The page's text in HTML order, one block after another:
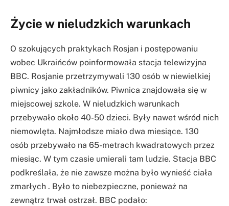
Życie w nieludzkich warunkach
O szokujących praktykach Rosjan i postępowaniu
wobec Ukraińców poinformowała stacja telewizyjna
BBC. Rosjanie przetrzymywali 130 osób w niewielkiej
piwnicy jako zakładników. Piwnica znajdowała się w
miejscowej szkole. W nieludzkich warunkach
przebywało około 40-50 dzieci. Były nawet wśród nich
niemowlęta. Najmłodsze miało dwa miesiące. 130
osób przebywało na 65-metrach kwadratowych przez
miesiąc. W tym czasie umierali tam ludzie. Stacja BBC
podkreślała, że nie zawsze można było wynieść ciała
zmarłych . Było to niebezpieczne, ponieważ na
zewnątrz trwał ostrzał. BBC podało: